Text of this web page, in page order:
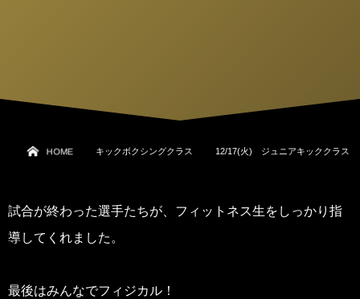
HOME キックボクシングクラス 12/17(火) ジュニアキッククラス
試合が終わった選手たちが、フィットネス生をしっかり指
導してくれました。
最後はみんなでフィジカル！